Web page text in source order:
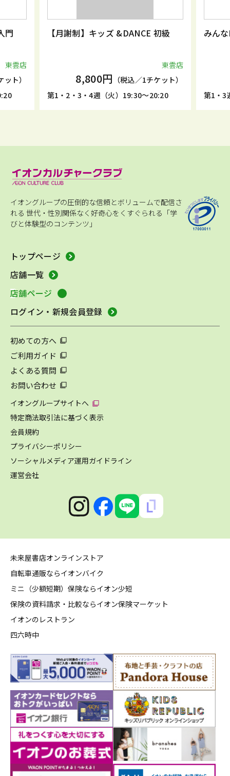
門
東雲店
ト）
【月謝制】キッズ &DANCE 初級
東雲店
8,800円 （税込／1チケット）
第1・2・3・4週（火）19:30～20:20
みん
第1・3
イオングループの圧倒的な信頼とボリュームで配信さ
れる 世代・性別関係なく好奇心をくすぐられる「学
びと体験型のコンテンツ」
トップページ
店舗一覧
店舗ページ
ログイン・新規会員登録
初めての方へ
ご利用ガイド
よくある質問
お問い合わせ
イオングループサイトへ
特定商法取引法に基づく表示
会員規約
プライバシーポリシー
ソーシャルメディア運用ガイドライン
運営会社
未来屋書店オンラインストア
自転車通販ならイオンバイク
ミニ（少額短期）保険ならイオン少短
保険の資料請求・比較ならイオン保険マーケット
イオンのレストラン
四六時中